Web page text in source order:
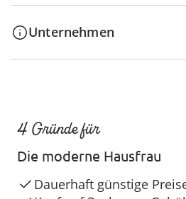
Unternehmen
4 Gründe für
Die moderne Hausfrau
Dauerhaft günstige